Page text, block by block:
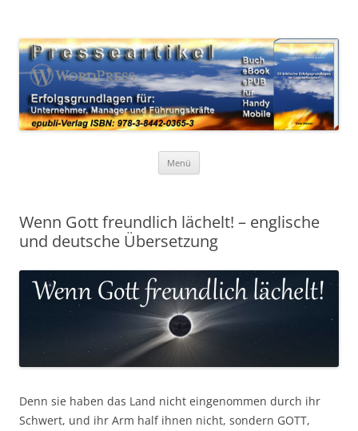
Erfolgsgrundlagen
Menü
Wenn Gott freundlich lächelt! – englische
und deutsche Übersetzung
Denn sie haben das Land nicht eingenommen durch ihr
Schwert, und ihr Arm half ihnen nicht, sondern GOTT,